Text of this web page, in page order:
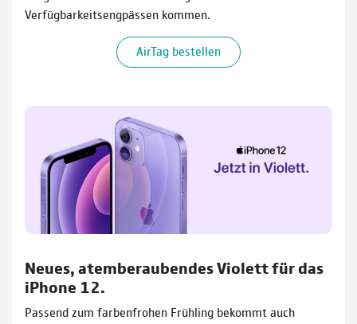
Verfügbarkeitsengpässen kommen.
AirTag bestellen
Neues, atemberaubendes Violett für das
iPhone 12.
Passend zum farbenfrohen Frühling bekommt auch